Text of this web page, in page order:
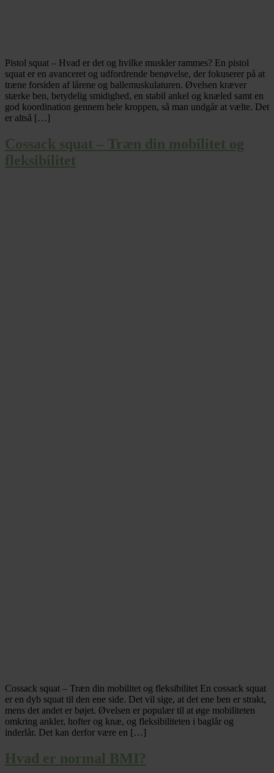
Pistol squat – Hvad er det og hvilke muskler rammes? En pistol
squat er en avanceret og udfordrende benøvelse, der fokuserer på at
træne forsiden af lårene og ballemuskulaturen. Øvelsen kræver
stærke ben, betydelig smidighed, en stabil ankel og knæled samt en
god koordination gennem hele kroppen, så man undgår at vælte. Det
er altså […]
Cossack squat – Træn din mobilitet og
fleksibilitet
Cossack squat – Træn din mobilitet og fleksibilitet En cossack squat
er en dyb squat til den ene side. Det vil sige, at det ene ben er strakt,
mens det andet er bøjet. Øvelsen er populær til at øge mobiliteten
omkring ankler, hofter og knæ, og fleksibiliteten i baglår og
inderlår. Det kan derfor være en […]
Hvad er normal BMI?